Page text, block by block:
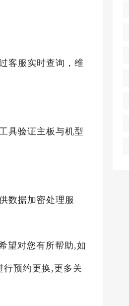
客服实时查询，维
具验证主板与机型
数据加密处理服
望对您有所帮助,如
行预约更换,更多关